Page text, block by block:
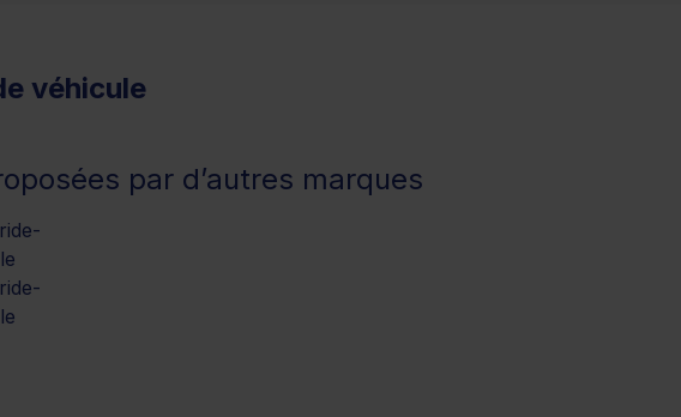
véhicule
par d’autres marques